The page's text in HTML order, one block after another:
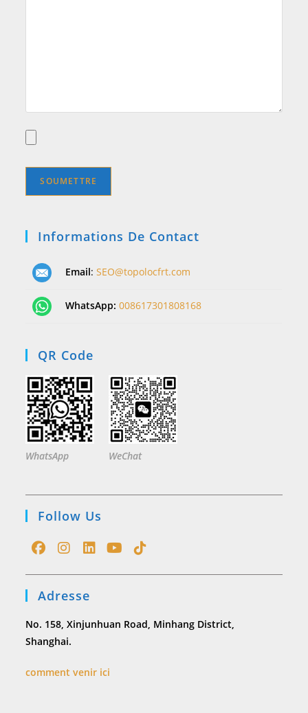
Informations De Contact
Email:SEO@topolocfrt.com
WhatsApp:008617301808168
QR Code
WhatsApp WeChat
Follow Us
new
tab
a
new
tab
a
new
new new
Adresse
No. 158, Xinjunhuan Road, Minhang District,
Shanghai.
comment venir ici